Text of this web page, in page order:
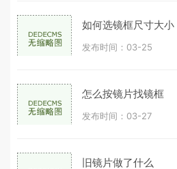
如何选镜框尺寸大小
发布时间：03-25
怎么按镜片找镜框
发布时间：03-27
旧镜片做了什么